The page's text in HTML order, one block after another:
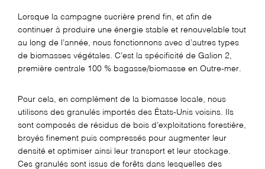
Lorsque la campagne sucrière prend fin, et afin de
continuer à produire une énergie stable et renouvelable tout
au long de l’année, nous fonctionnons avec d’autres types
de biomasses végétales. C’est la spécificité de Galion 2,
première centrale 100 % bagasse/biomasse en Outre-mer.
Pour cela, en complément de la biomasse locale, nous
utilisons des granulés importés des États-Unis voisins. Ils
sont composés de résidus de bois d’exploitations forestière,
broyés finement puis compressés pour augmenter leur
densité et optimiser ainsi leur transport et leur stockage.
Ces granulés sont issus de forêts dans lesquelles des